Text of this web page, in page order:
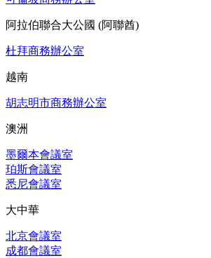
阿拉伯聯合大公國 (阿聯酋)
杜拜商務辦公室
越南
胡志明市商務辦公室
澳洲
墨爾本會議室
珀斯會議室
悉尼會議室
大中華
北京會議室
成都會議室